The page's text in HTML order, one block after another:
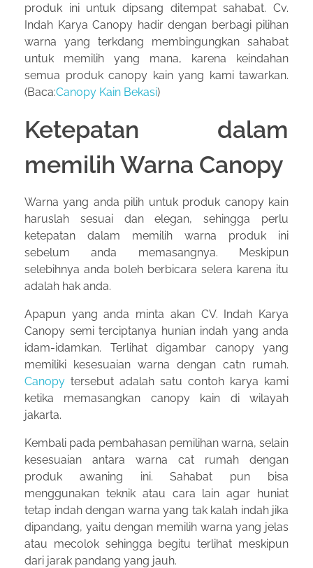
produk ini untuk dipsang ditempat sahabat. Cv.
Indah Karya Canopy hadir dengan berbagi pilihan
warna yang terkdang membingungkan sahabat
untuk memilih yang mana, karena keindahan
semua produk canopy kain yang kami tawarkan.
(Baca:Canopy Kain Bekasi)
Ketepatan dalam
memilih Warna Canopy
Warna yang anda pilih untuk produk canopy kain
haruslah sesuai dan elegan, sehingga perlu
ketepatan dalam memilih warna produk ini
sebelum anda memasangnya. Meskipun
selebihnya anda boleh berbicara selera karena itu
adalah hak anda.
Apapun yang anda minta akan CV. Indah Karya
Canopy semi terciptanya hunian indah yang anda
idam-idamkan. Terlihat digambar canopy yang
memiliki kesesuaian warna dengan catn rumah.
Canopy tersebut adalah satu contoh karya kami
ketika memasangkan canopy kain di wilayah
jakarta.
Kembali pada pembahasan pemilihan warna, selain
kesesuaian antara warna cat rumah dengan
produk awaning ini. Sahabat pun bisa
menggunakan teknik atau cara lain agar huniat
tetap indah dengan warna yang tak kalah indah jika
dipandang, yaitu dengan memilih warna yang jelas
atau mecolok sehingga begitu terlihat meskipun
dari jarak pandang yang jauh.